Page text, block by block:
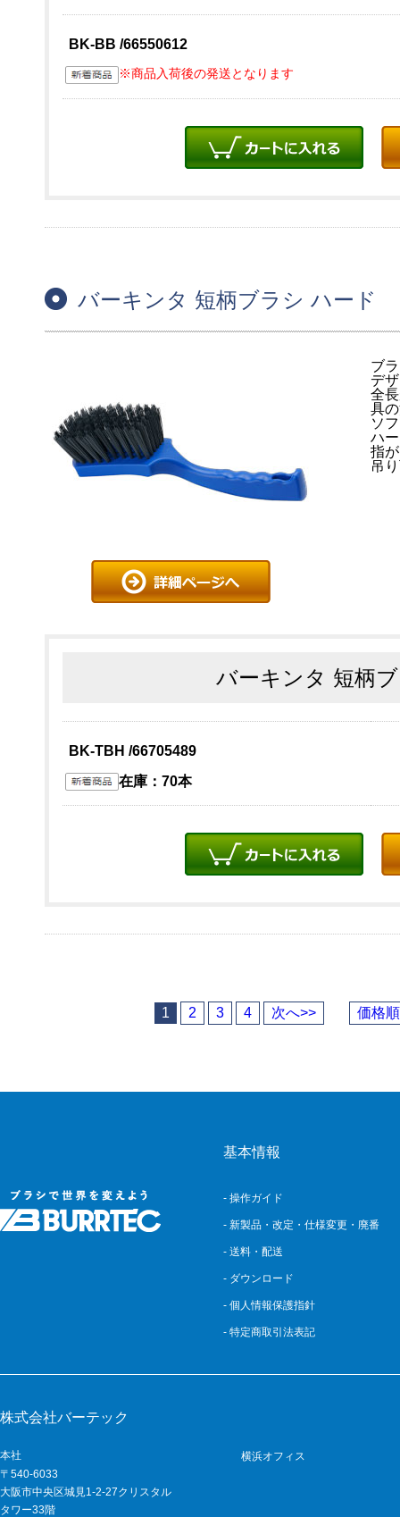
BK-BB /66550612
※商品入荷後の発送となります
バーキンタ 短柄ブラシ ハード
ブ
デ
全
具
ソ
ハ
指
吊
バーキンタ 短柄
BK-TBH /66705489
在庫：70本
1 2 3 4 次へ>> 価格順
基本情報
- 操作ガイド
- 新製品・改定・仕様変更・廃番
- 送料・配送
- ダウンロード
- 個人情報保護指針
- 特定商取引法表記
株式会社バーテック
本社
〒540-6033
大阪市中央区城見1-2-27クリスタル
タワー33階
横浜オフィス